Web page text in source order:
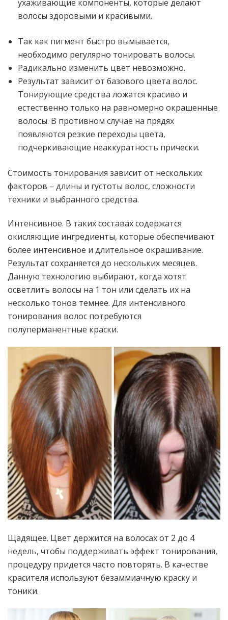
ухаживающие компоненты, которые делают
волосы здоровыми и красивыми.
Так как пигмент быстро вымывается,
необходимо регулярно тонировать волосы.
Радикально изменить цвет невозможно.
Результат зависит от базового цвета волос.
Тонирующие средства ложатся красиво и
естественно только на равномерно окрашенные
волосы. В противном случае на прядях
появляются резкие переходы цвета,
подчеркивающие неаккуратность прически.
Стоимость тонирования зависит от нескольких
факторов – длины и густоты волос, сложности
техники и выбранного средства.
Интенсивное. В таких составах содержатся
окисляющие ингредиенты, которые обеспечивают
более интенсивное и длительное окрашивание.
Результат сохраняется до нескольких месяцев.
Данную технологию выбирают, когда хотят
осветлить волосы на 1 тон или сделать их на
несколько тонов темнее. Для интенсивного
тонирования волос потребуются
полуперманентные краски.
Щадящее. Цвет держится на волосах от 2 до 4
недель, чтобы поддерживать эффект тонирования,
процедуру придется часто повторять. В качестве
красителя используют безаммиачную краску и
тоники.